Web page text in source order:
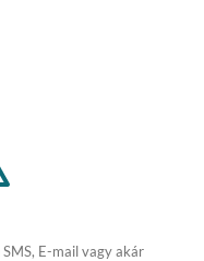
E-mail vagy akár